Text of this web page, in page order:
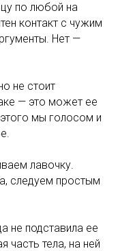
по любой на
контакт с чужим
Нет —
не стоит
— это может ее
мы голосом и
лавочку.
следуем простым
не подставила ее
часть тела, на ней